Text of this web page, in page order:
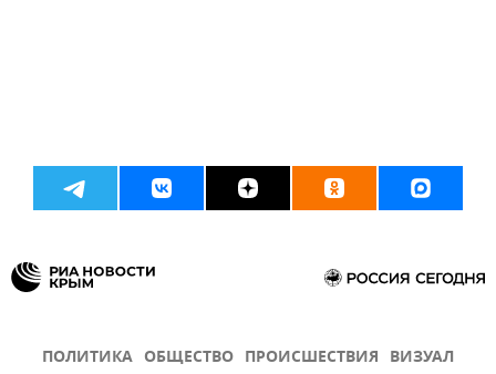
ПОЛИТИКА ОБЩЕСТВО ПРОИСШЕСТВИЯ ВИЗУАЛ